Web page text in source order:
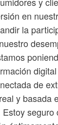
en
la
de
y basada
seguro